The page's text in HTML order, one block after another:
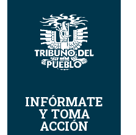
INFÓRMATE
Y TOMA
ACCIÓN